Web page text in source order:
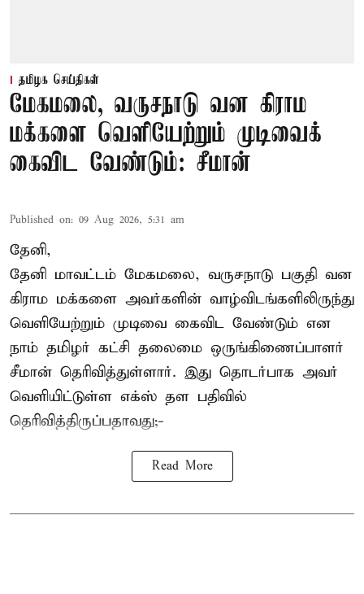
தமிழக செய்திகள்
மேகமலை, வருசநாடு வன கிராம
மக்களை வெளியேற்றும் முடிவைக்
கைவிட வேண்டும்: சீமான்
Published on: 09 Aug 2026, 5:31 am
தேனி,
தேனி மாவட்டம் மேகமலை, வருசநாடு பகுதி வன
கிராம மக்களை அவர்களின் வாழ்விடங்களிலிருந்து
வெளியேற்றும் முடிவை கைவிட வேண்டும் என
நாம் தமிழர் கட்சி தலைமை ஒருங்கிணைப்பாளர்
சீமான் தெரிவித்துள்ளார். இது தொடர்பாக அவர்
வெளியிட்டுள்ள எக்ஸ் தள பதிவில்
தெரிவித்திருப்பதாவது;-
Read More